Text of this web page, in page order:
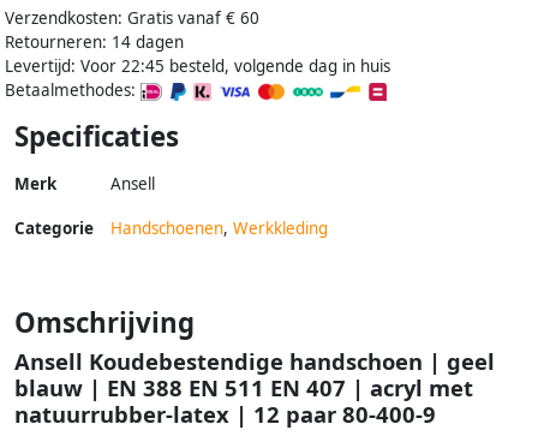
Verzendkosten: Gratis vanaf € 60
Retourneren: 14 dagen
Levertijd: Voor 22:45 besteld, volgende dag in huis
Betaalmethodes:
Specificaties
Merk Ansell
Categorie Handschoenen, Werkkleding
Omschrijving
Ansell Koudebestendige handschoen | geel
blauw | EN 388 EN 511 EN 407 | acryl met
natuurrubber-latex | 12 paar 80-400-9